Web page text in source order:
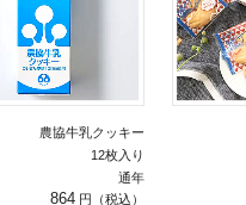
農協牛乳クッキー
12枚入り
通年
864